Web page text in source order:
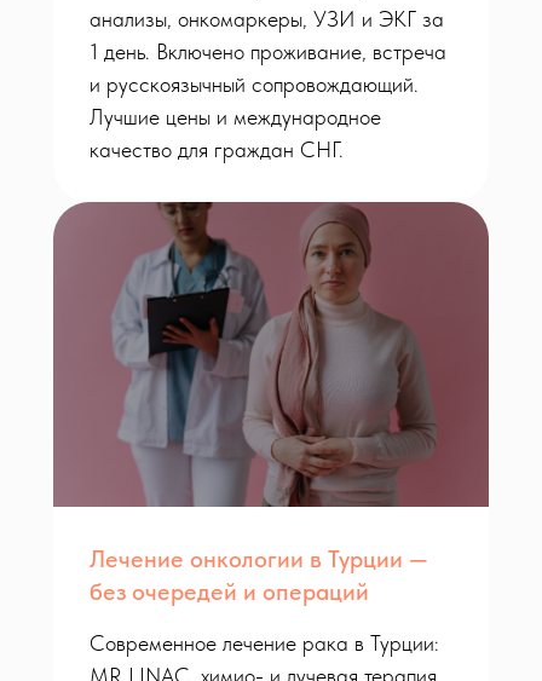
анализы, онкомаркеры, УЗИ и ЭКГ за
1 день. Включено проживание, встреча
и русскоязычный сопровождающий.
Лучшие цены и международное
качество для граждан СНГ.
Лечение онкологии в Турции —
без очередей и операций
Современное лечение рака в Турции:
MR LINAC, химио- и лучевая терапия,
Оставьте заявку